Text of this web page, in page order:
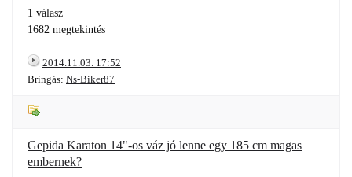
1 válasz
1682 megtekintés
2014.11.03. 17:52
Bringás: Ns-Biker87
Gepida Karaton 14"-os váz jó lenne egy 185 cm magas
embernek?